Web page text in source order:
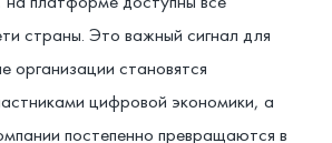
страны. Это важный сигнал для
организации становятся
цифровой экономики, а
постепенно превращаются в